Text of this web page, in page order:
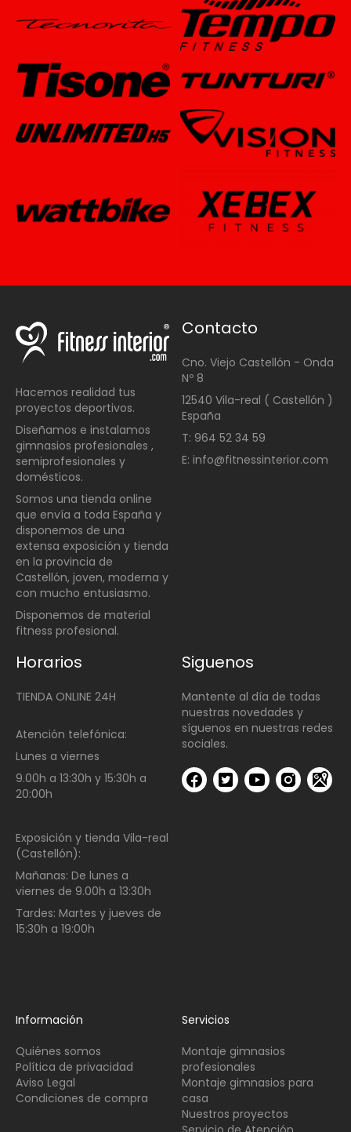
Hacemos realidad tus
proyectos deportivos.
Diseñamos e instalamos
gimnasios profesionales ,
semiprofesionales y
domésticos.
Somos una tienda online
que envía a toda España y
disponemos de una
extensa exposición y tienda
en la provincia de
Castellón, joven, moderna y
con mucho entusiasmo.
Disponemos de material
fitness profesional.
Contacto
Cno. Viejo Castellón - Onda
Nº 8
12540 Vila-real ( Castellón )
España
T: 964 52 34 59
E: info@fitnessinterior.com
Horarios
TIENDA ONLINE 24H
Atención telefónica:
Lunes a viernes
9.00h a 13:30h y 15:30h a
20:00h
Exposición y tienda Vila-real
(Castellón):
Mañanas: De lunes a
viernes de 9.00h a 13:30h
Tardes: Martes y jueves de
15:30h a 19:00h
Siguenos
Mantente al día de todas
nuestras novedades y
síguenos en nuestras redes
sociales.
Información
Quiénes somos
Política de privacidad
Aviso Legal
Condiciones de compra
Servicios
Montaje gimnasios
profesionales
Montaje gimnasios para
casa
Nuestros proyectos